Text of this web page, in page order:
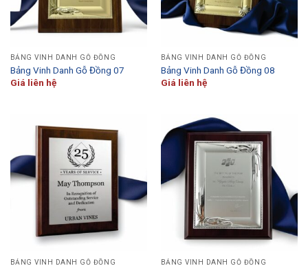
BẢNG VINH DANH GỖ ĐỒNG
Bảng Vinh Danh Gỗ Đồng 07
Giá liên hệ
BẢNG VINH DANH GỖ ĐỒNG
Bảng Vinh Danh Gỗ Đồng 08
Giá liên hệ
BẢNG VINH DANH GỖ ĐỒNG BẢNG VINH DANH GỖ ĐỒNG